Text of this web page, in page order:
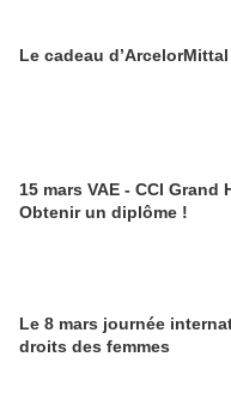
Le cadeau
15 mars VAE - CCI Grand
Obtenir un diplôme !
Le 8 mars journée
droits des femmes